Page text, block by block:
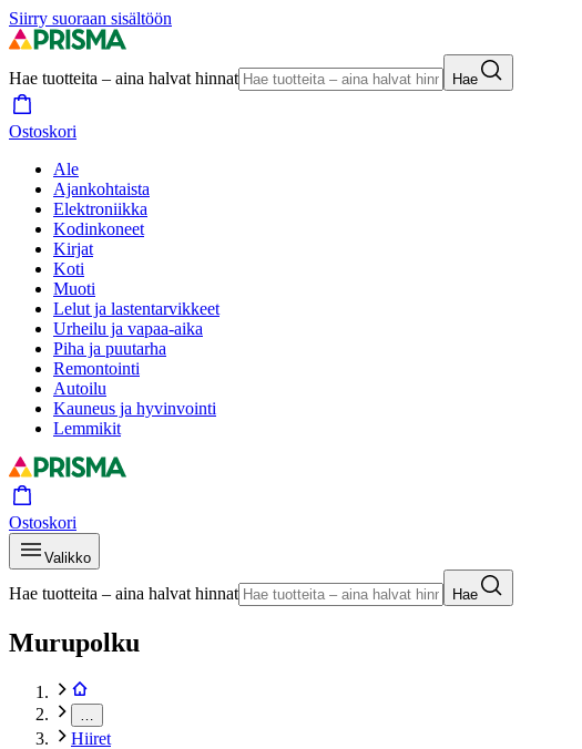
Siirry suoraan sisältöön
Hae tuotteita – aina halvat hinnat Hae
Ostoskori
Ale
Ajankohtaista
Elektroniikka
Kodinkoneet
Kirjat
Koti
Muoti
Lelut ja lastentarvikkeet
Urheilu ja vapaa-aika
Piha ja puutarha
Remontointi
Autoilu
Kauneus ja hyvinvointi
Lemmikit
Ostoskori
Valikko
Hae tuotteita – aina halvat hinnat Hae
Murupolku
Hiiret